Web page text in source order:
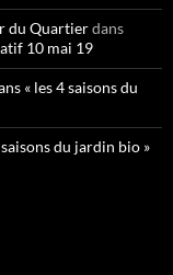
du Quartierdans
10 mai 19
« les 4 saisons du
du jardin bio »